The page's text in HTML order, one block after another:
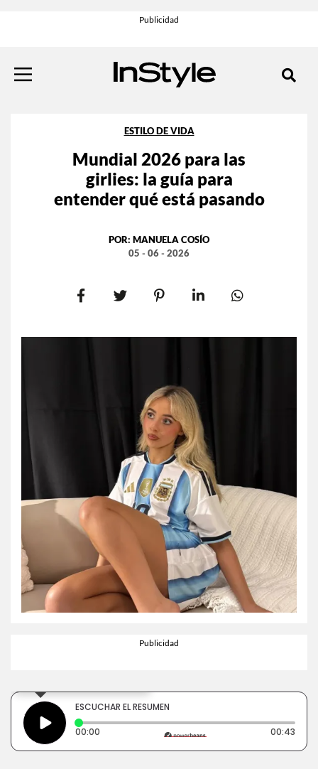
ESTILO DE VIDA
Mundial 2026 para las
girlies: la guía para
entender qué está pasando
POR: MANUELA COSÍO
05 - 06 - 2026
ESCUCHAR EL RESUMEN
00:00 Tiempo transcurrido: 0 segundos 00:43